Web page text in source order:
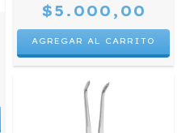
$5.000,00
AGREGAR AL CARRITO